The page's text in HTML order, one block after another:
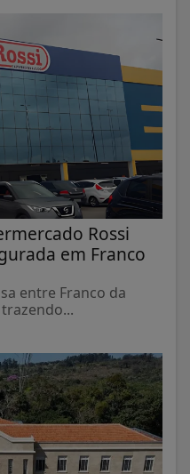
Rossi
em Franco
entre Franco da